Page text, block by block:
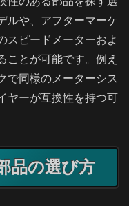
ルや、アフターマーケ
スピードメーターおよ
ことが可能です。例え
で同様のメーターシス
ヤーが互換性を持つ可
品の選び方